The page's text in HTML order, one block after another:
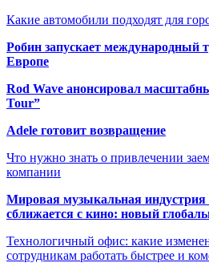
Какие автомобили подходят для
Робин запускает международный
Европе
Rod Wave анонсировал
Tour”
Adele готовит возвращение
Что нужно знать о привлечении
компании
Мировая музыкальная индустрия
сближается с кино: новый
Технологичный офис: какие
сотрудникам работать быстрее и